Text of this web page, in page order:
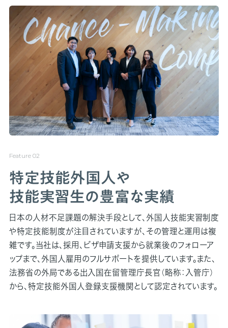
特定技能外国人や
技能実習生の豊富な実績
日本の人材不足課題の解決手段として、外国人技能実習制度
や特定技能制度が注目されていますが、その管理と運用は複
雑です。当社は、採用、ビザ申請支援から就業後のフォローア
ップまで、外国人雇用のフルサポートを提供しています。また、
法務省の外局である出入国在留管理庁長官（略称：入管庁）
から、特定技能外国人登録支援機関として認定されています。